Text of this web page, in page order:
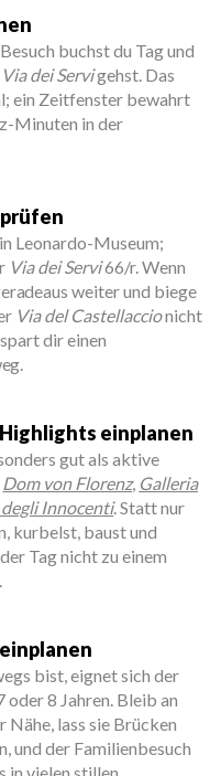
buchst du Tag und
Via dei Servigehst. Das
ein Zeitfenster bewahrt
Minuten in der
Leonardo-Museum;
Via dei Servi66/r. Wenn
weiter und biege
Via del Castellaccionicht
dir einen
einplanen
gut als aktive
Dom von Florenz, Galleria
degli Innocenti. Statt nur
kurbelst, baust und
Tag nicht zu einem
bist, eignet sich der
oder 8 Jahren. Bleib an
lass sie Brücken
und der Familienbesuch
in vielen stillen